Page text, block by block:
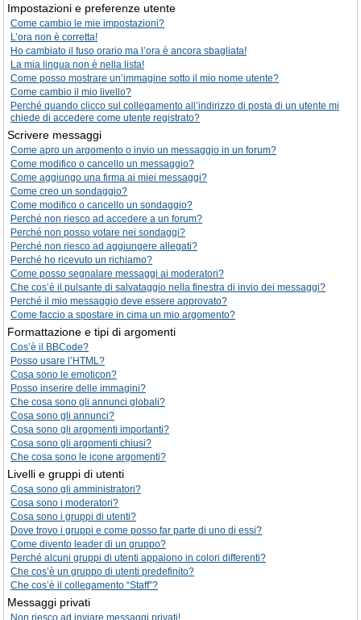
Impostazioni e preferenze utente
Come cambio le mie impostazioni?
L’ora non è corretta!
Ho cambiato il fuso orario ma l’ora è ancora sbagliata!
La mia lingua non è nella lista!
Come posso mostrare un’immagine sotto il mio nome utente?
Come cambio il mio livello?
Perché quando clicco sul collegamento all’indirizzo di posta di un utente mi
chiede di accedere come utente registrato?
Scrivere messaggi
Come apro un argomento o invio un messaggio in un forum?
Come modifico o cancello un messaggio?
Come aggiungo una firma ai miei messaggi?
Come creo un sondaggio?
Come modifico o cancello un sondaggio?
Perché non riesco ad accedere a un forum?
Perché non posso votare nei sondaggi?
Perché non riesco ad aggiungere allegati?
Perché ho ricevuto un richiamo?
Come posso segnalare messaggi ai moderatori?
Che cos’è il pulsante di salvataggio nella finestra di invio dei messaggi?
Perché il mio messaggio deve essere approvato?
Come faccio a spostare in cima un mio argomento?
Formattazione e tipi di argomenti
Cos’è il BBCode?
Posso usare l’HTML?
Cosa sono le emoticon?
Posso inserire delle immagini?
Che cosa sono gli annunci globali?
Cosa sono gli annunci?
Cosa sono gli argomenti importanti?
Cosa sono gli argomenti chiusi?
Che cosa sono le icone argomenti?
Livelli e gruppi di utenti
Cosa sono gli amministratori?
Cosa sono i moderatori?
Cosa sono i gruppi di utenti?
Dove trovo i gruppi e come posso far parte di uno di essi?
Come divento leader di un gruppo?
Perché alcuni gruppi di utenti appaiono in colori differenti?
Che cos’è un gruppo di utenti predefinito?
Che cos’è il collegamento “Staff”?
Messaggi privati
Non riesco ad inviare messaggi privati!